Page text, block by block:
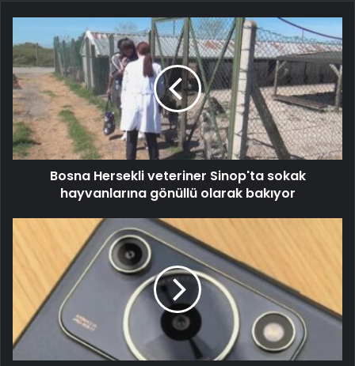
Bosna Hersekli veteriner Sinop'ta sokak
hayvanlarına gönüllü olarak bakıyor